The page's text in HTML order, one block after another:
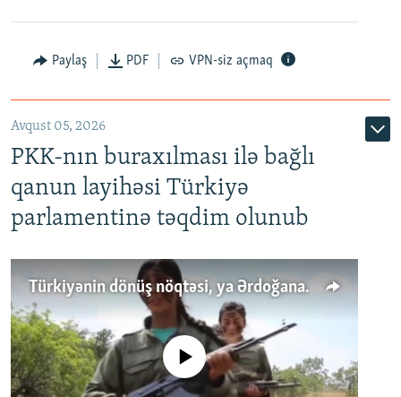
Paylaş PDF VPN-siz açmaq
Avqust 05, 2026
PKK-nın buraxılması ilə bağlı
qanun layihəsi Türkiyə
parlamentinə təqdim olunub
Türkiyənin dönüş nöqtəsi, ya Ərdoğana üçüncü şans: PKK ilə qəfil barışıq nə deməkdir?
No media source currently available